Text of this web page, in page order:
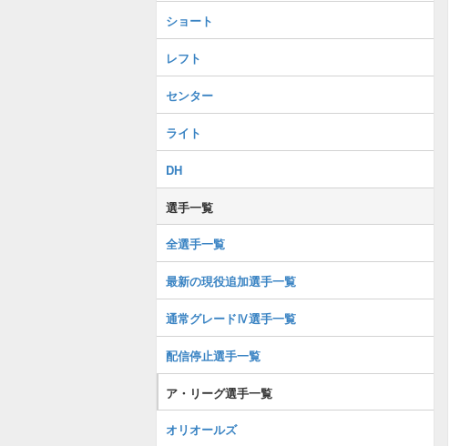
ショート
レフト
センター
ライト
DH
選手一覧
全選手一覧
最新の現役追加選手一覧
通常グレードⅣ選手一覧
配信停止選手一覧
ア・リーグ選手一覧
オリオールズ